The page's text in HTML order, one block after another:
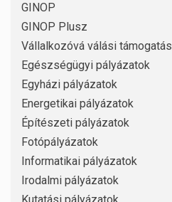
GINOP
GINOP Plusz
Vállalkozóvá válási támogatás
Egészségügyi pályázatok
Egyházi pályázatok
Energetikai pályázatok
Építészeti pályázatok
Fotópályázatok
Informatikai pályázatok
Irodalmi pályázatok